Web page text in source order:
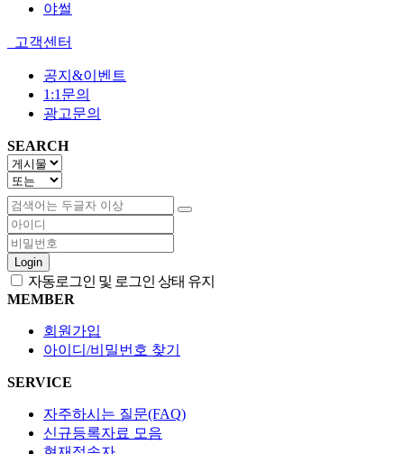
야썰
고객센터
공지&이벤트
1:1문의
광고문의
SEARCH
Login
자동로그인 및 로그인 상태 유지
MEMBER
회원가입
아이디/비밀번호 찾기
SERVICE
자주하시는 질문(FAQ)
신규등록자료 모음